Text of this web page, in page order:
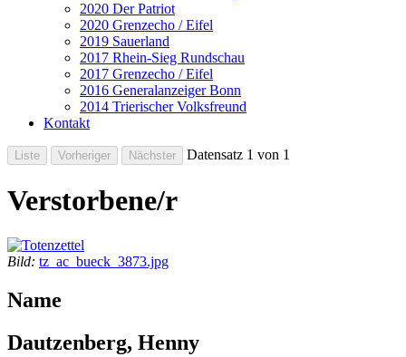
2020 Der Patriot
2020 Grenzecho / Eifel
2019 Sauerland
2017 Rhein-Sieg Rundschau
2017 Grenzecho / Eifel
2016 Generalanzeiger Bonn
2014 Trierischer Volksfreund
Kontakt
Datensatz 1 von 1
Verstorbene/r
Bild: tz_ac_bueck_3873.jpg
Name
Dautzenberg, Henny